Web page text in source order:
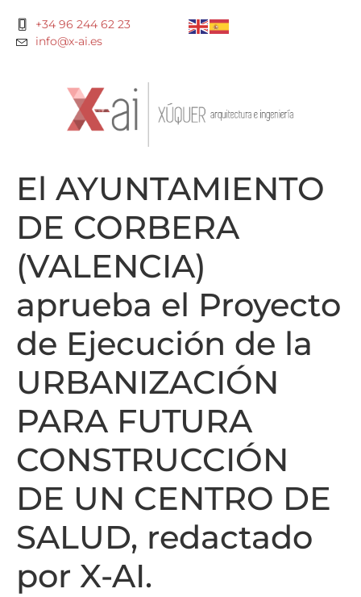
+34 96 244 62 23
info@x-ai.es
El AYUNTAMIENTO
DE CORBERA
(VALENCIA)
aprueba el Proyecto
de Ejecución de la
URBANIZACIÓN
PARA FUTURA
CONSTRUCCIÓN
DE UN CENTRO DE
SALUD, redactado
por X-AI.